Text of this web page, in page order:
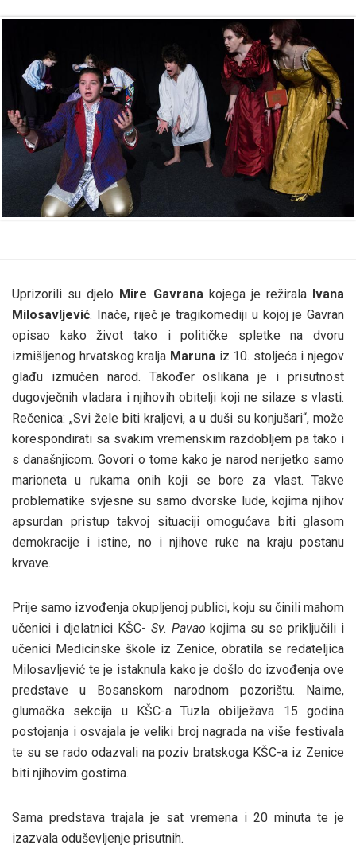
Uprizorili su djelo Mire Gavrana kojega je režirala Ivana
Milosavljević. Inače, riječ je tragikomediji u kojoj je Gavran
opisao kako život tako i političke spletke na dvoru
izmišljenog hrvatskog kralja Maruna iz 10. stoljeća i njegov
glađu izmučen narod. Također oslikana je i prisutnost
dugovječnih vladara i njihovih obitelji koji ne silaze s vlasti.
Rečenica: „Svi žele biti kraljevi, a u duši su konjušari“, može
korespondirati sa svakim vremenskim razdobljem pa tako i
s današnjicom. Govori o tome kako je narod nerijetko samo
marioneta u rukama onih koji se bore za vlast. Takve
problematike svjesne su samo dvorske lude, kojima njihov
apsurdan pristup takvoj situaciji omogućava biti glasom
demokracije i istine, no i njihove ruke na kraju postanu
krvave.
Prije samo izvođenja okupljenoj publici, koju su činili mahom
učenici i djelatnici KŠC- Sv. Pavao kojima su se priključili i
učenici Medicinske škole iz Zenice, obratila se redateljica
Milosavljević te je istaknula kako je došlo do izvođenja ove
predstave u Bosanskom narodnom pozorištu. Naime,
glumačka sekcija u KŠC-a Tuzla obilježava 15 godina
postojanja i osvajala je veliki broj nagrada na više festivala
te su se rado odazvali na poziv bratskoga KŠC-a iz Zenice
biti njihovim gostima.
Sama predstava trajala je sat vremena i 20 minuta te je
izazvala oduševljenje prisutnih.